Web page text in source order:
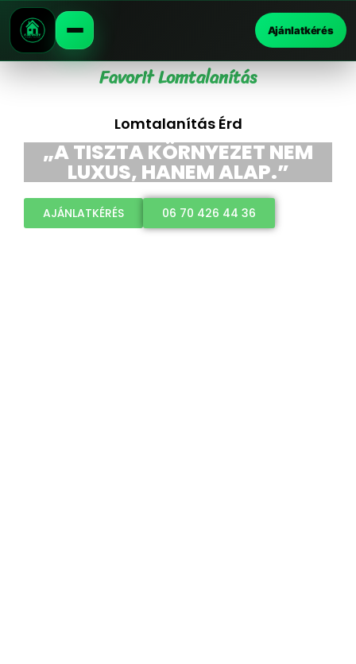
Ajánlatkérés
Favorit Lomtalanítás
Lomtalanítás Érd
„A TISZTA KÖRNYEZET NEM
LUXUS, HANEM ALAP.”
AJÁNLATKÉRÉS 06 70 426 44 36